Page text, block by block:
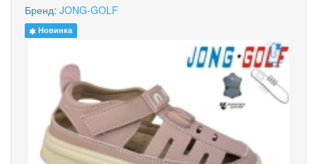
Бренд: JONG-GOLF
Новинка